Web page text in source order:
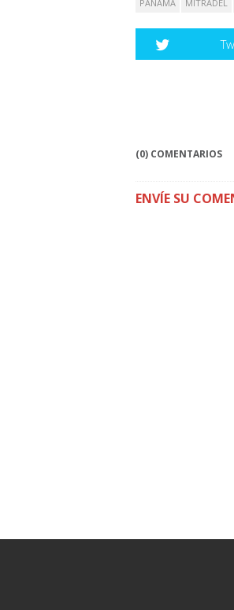
PANAMÁ MITRADEL
(0) COMENTARIOS
ENVÍE SU